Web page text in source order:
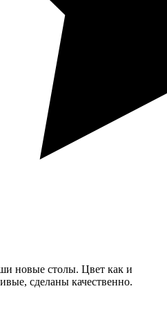
новые столы. Цвет как и
сделаны качественно.